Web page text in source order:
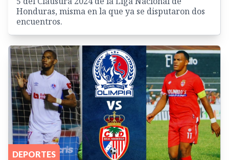
Honduras, misma en la que ya se disputaron dos
encuentros.
DEPORTES